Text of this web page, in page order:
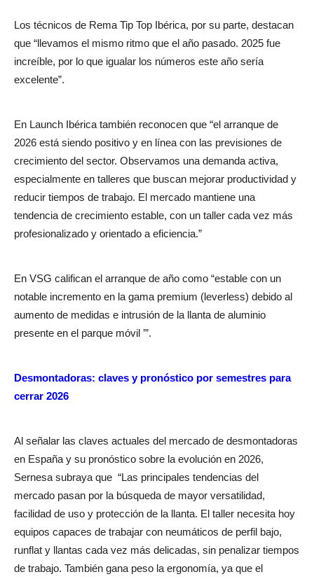
Los técnicos de Rema Tip Top Ibérica, por su parte, destacan
que “llevamos el mismo ritmo que el año pasado. 2025 fue
increíble, por lo que igualar los números este año sería
excelente”.
En Launch Ibérica también reconocen que “el arranque de
2026 está siendo positivo y en línea con las previsiones de
crecimiento del sector. Observamos una demanda activa,
especialmente en talleres que buscan mejorar productividad y
reducir tiempos de trabajo. El mercado mantiene una
tendencia de crecimiento estable, con un taller cada vez más
profesionalizado y orientado a eficiencia.”
En VSG califican el arranque de año como “estable con un
notable incremento en la gama premium (leverless) debido al
aumento de medidas e intrusión de la llanta de aluminio
presente en el parque móvil ’”.
Desmontadoras: claves y pronóstico por semestres para
cerrar 2026
Al señalar las claves actuales del mercado de desmontadoras
en España y su pronóstico sobre la evolución en 2026,
Sernesa subraya que “Las principales tendencias del
mercado pasan por la búsqueda de mayor versatilidad,
facilidad de uso y protección de la llanta. El taller necesita hoy
equipos capaces de trabajar con neumáticos de perfil bajo,
runflat y llantas cada vez más delicadas, sin penalizar tiempos
de trabajo. También gana peso la ergonomía, ya que el